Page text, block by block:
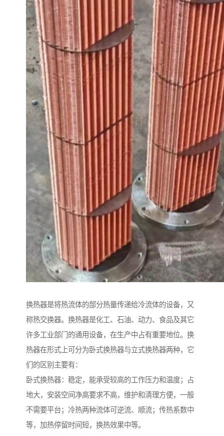
换热器是将热流体的部分热量传递给冷流体的设备，又
称热交换器。换热器是化工、石油、动力、食品及其它
许多工业部门的通用设备，在生产中占有重要地位。换
热器在形式上可分为卧式换热器与立式换热器两种，它
们的区别主要有：
卧式换热器：稳定，能承受较高的工作压力和温度；占
地大，安装空间净高要求不高，维护和清理方便，一般
不需要平台；冷热两种流体可逆流、顺流；传热系数中
等，加热停留时间短，换热效果中等。